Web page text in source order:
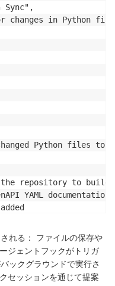
Sync",
changes in Python
Python files to
repository to build
YAML
file with the detected
other relevant
were added,
れる：
ファイルの保存や
ジェントフックがトリガ
ックグラウンドで実行さ
セッションを通じて提案